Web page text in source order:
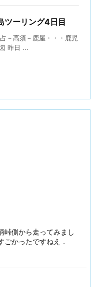
ツーリング4日目
－高須－鹿屋・・・鹿児
昨日 ...
峠側から走ってみまし
かったですねえ．